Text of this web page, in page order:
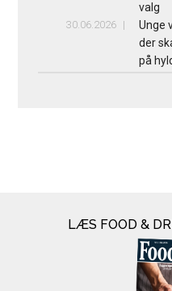
valg
30.06.2026
Unge
der
på
LÆS FOOD &